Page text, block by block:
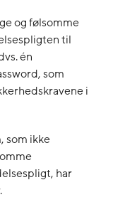
og følsomme
til
én
som
i
som ikke
har